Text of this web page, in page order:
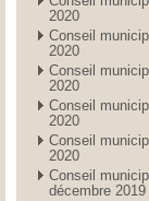
2020
Conseil
2020
Conseil
2020
Conseil
2020
Conseil
2020
Conseil
décembre 2019